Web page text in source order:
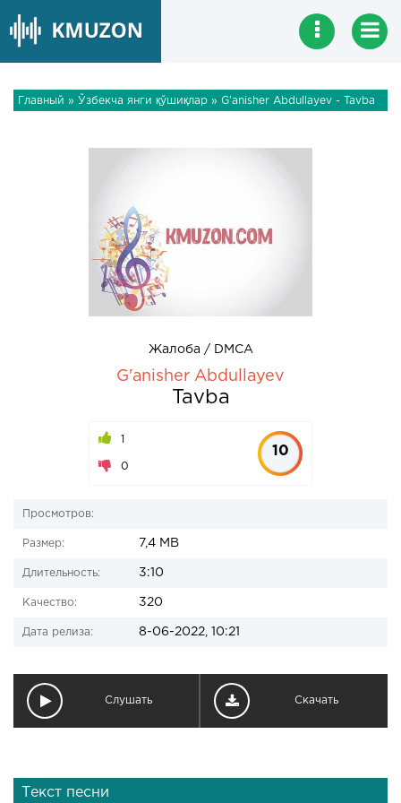
Главный » Ўзбекча янги қўшиқлар » G'anisher Abdullayev - Tavba
Жалоба / DMCA
G'anisher Abdullayev
Tavba
1
0
10
Просмотров:
Размер: 7,4 MB
Длительность: 3:10
Качество: 320
Дата релиза: 8-06-2022, 10:21
Слушать Скачать
Текст песни